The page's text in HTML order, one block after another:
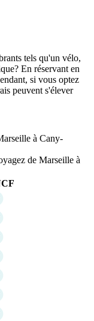
tels qu'un vélo,
En réservant en
si vous optez
peuvent s'élever
à Cany-
de Marseille à